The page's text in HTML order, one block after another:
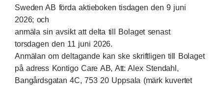
Sweden AB förda aktieboken tisdagen den 9 juni
2026; och
anmäla sin avsikt att delta till Bolaget senast
torsdagen den 11 juni 2026.
Anmälan om deltagande kan ske skriftligen till Bolaget
på adress Kontigo Care AB, Att: Alex Stendahl,
Bangårdsgatan 4C, 753 20 Uppsala (märk kuvertet